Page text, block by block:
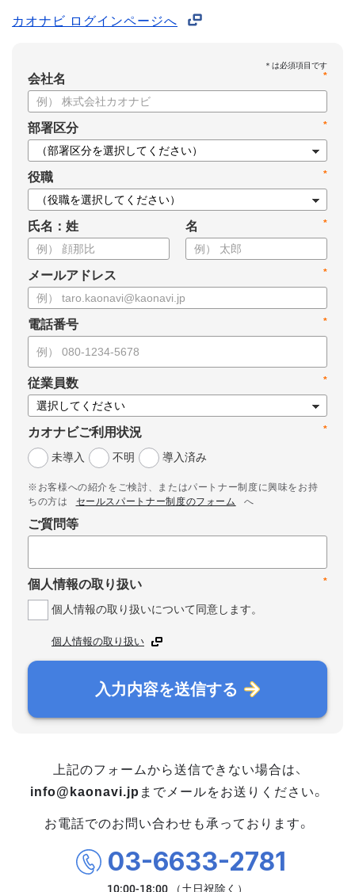
カオナビ ログインページへ
*
会社名
*
部署区分
*
役職
氏名：姓 *
名
*
メールアドレス
*
電話番号
*
従業員数
*
カオナビご利用状況
未導入
不明 導入済み
※お客様への紹介をご検討、またはパートナー制度に興味をお持
ちの方は
セールスパートナー制度のフォーム へ
ご質問等
*
個人情報の取り扱い
個人情報の取り扱いについて同意します。
個人情報の取り扱い
入力内容を送信する
上記のフォームから送信できない場合は、
info@kaonavi.jp までメールをお送りください。
お電話でのお問い合わせも承っております。
03-6633-2781